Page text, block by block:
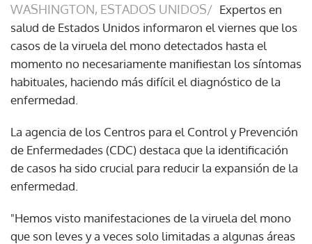
WASHINGTON, ESTADOS UNIDOS/ Expertos en
salud de Estados Unidos informaron el viernes que los
casos de la viruela del mono detectados hasta el
momento no necesariamente manifiestan los síntomas
habituales, haciendo más difícil el diagnóstico de la
enfermedad.
La agencia de los Centros para el Control y Prevención
de Enfermedades (CDC) destaca que la identificación
de casos ha sido crucial para reducir la expansión de la
enfermedad.
"Hemos visto manifestaciones de la viruela del mono
que son leves y a veces solo limitadas a algunas áreas